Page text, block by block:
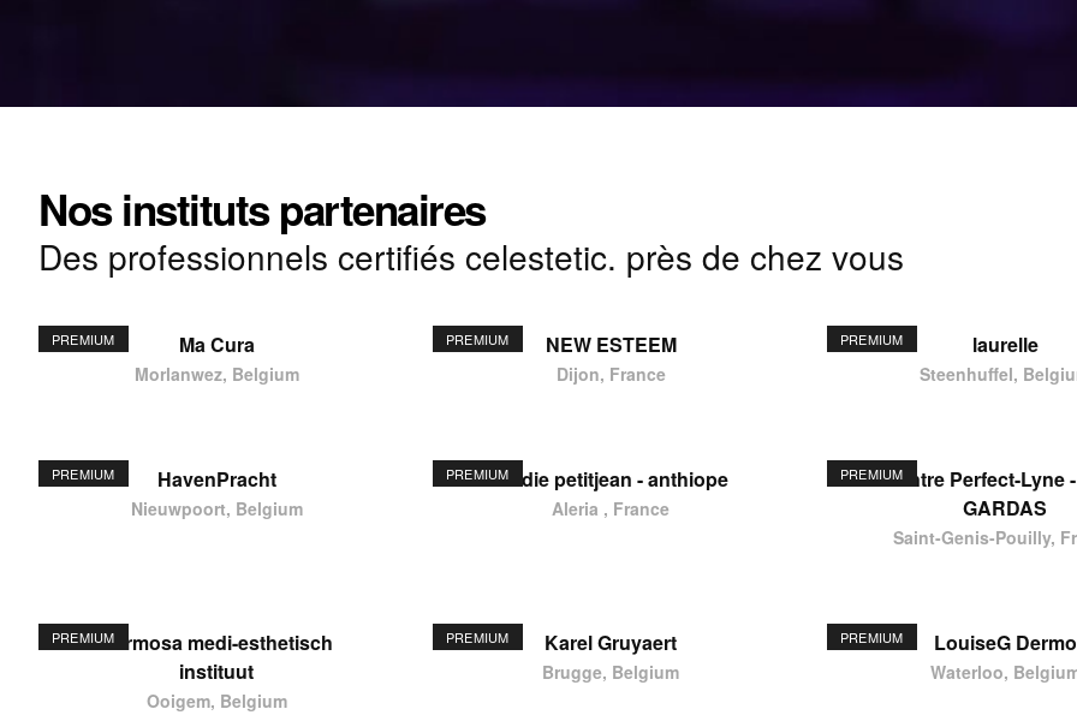
Nos instituts partenaires
Des professionnels certifiés celestetic. près de chez vous
PREMIUM Ma Cura
Morlanwez, Belgium
PREMIUM NEW ESTEEM
Dijon, France
PREMIUM laurelle
Steenhuffel,
PREMIUM HavenPracht
Nieuwpoort, Belgium
PREMIUMelodie petitjean - anthiope
Aleria , France
PREMIUMCentre Perfect-Lyne
GARDAS
Saint-Genis-Pouilly,
PREMIUMHermosa medi-esthetisch
instituut
Ooigem, Belgium
PREMIUM Karel Gruyaert
Brugge, Belgium
PREMIUM LouiseG Dermo
Waterloo,